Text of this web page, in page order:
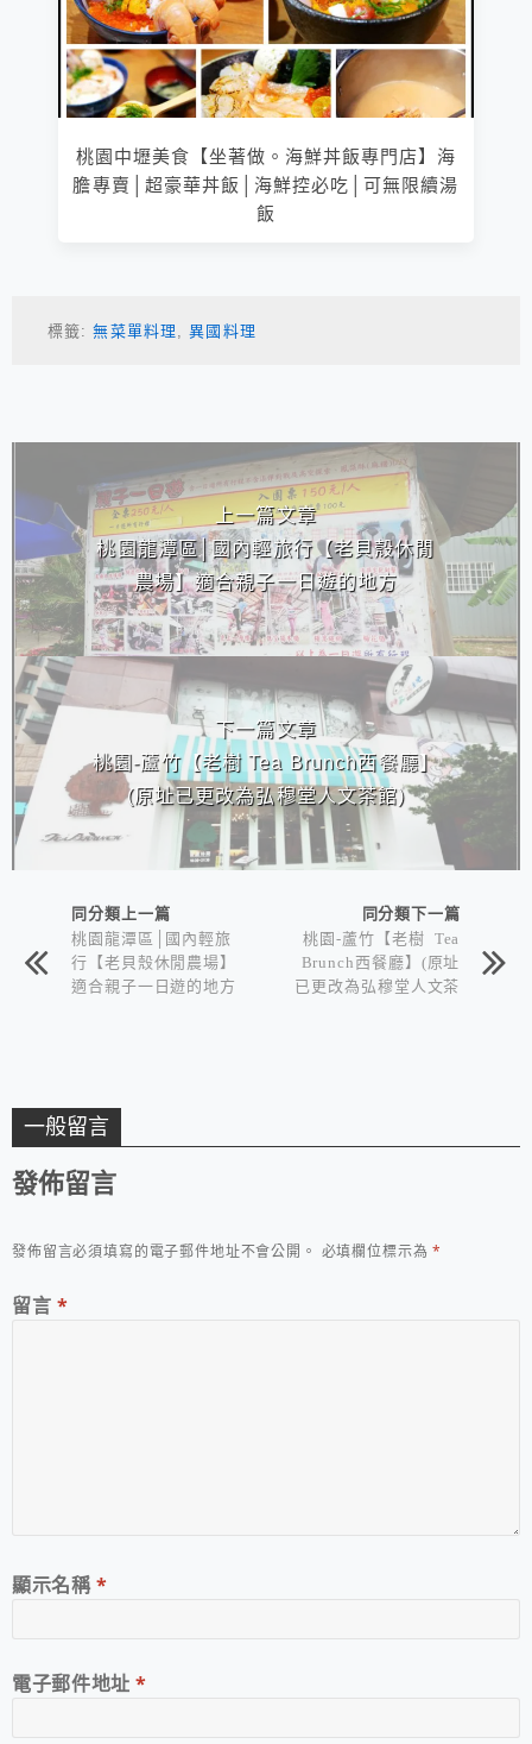
桃園中壢美食【坐著做。海鮮丼飯專門店】海
膽專賣│超豪華丼飯│海鮮控必吃│可無限續湯
飯
標籤:無菜單料理 ,異國料理
上一篇文章
桃園龍潭區│國內輕旅行【老貝殼休閒
農場】適合親子一日遊的地方
下一篇文章
桃園-蘆竹【老樹 Tea Brunch西餐廳】
(原址已更改為弘穆堂人文茶館)
同分類上一篇
桃園龍潭區│國內輕旅
行【老貝殼休閒農場】
適合親子一日遊的地方
同分類下一篇
桃園-蘆竹【老樹 Tea
Brunch西餐廳】(原址
已更改為弘穆堂人文茶
一般留言
發佈留言
發佈留言必須填寫的電子郵件地址不會公開。 必填欄位標示為*
留言 *
顯示名稱*
電子郵件地址*